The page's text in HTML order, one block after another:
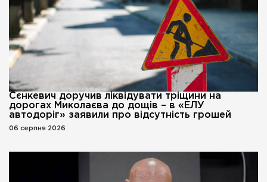
Сєнкевич доручив ліквідувати тріщини на
дорогах Миколаєва до дощів – в «ЕЛУ
автодоріг» заявили про відсутність грошей
06 серпня 2026